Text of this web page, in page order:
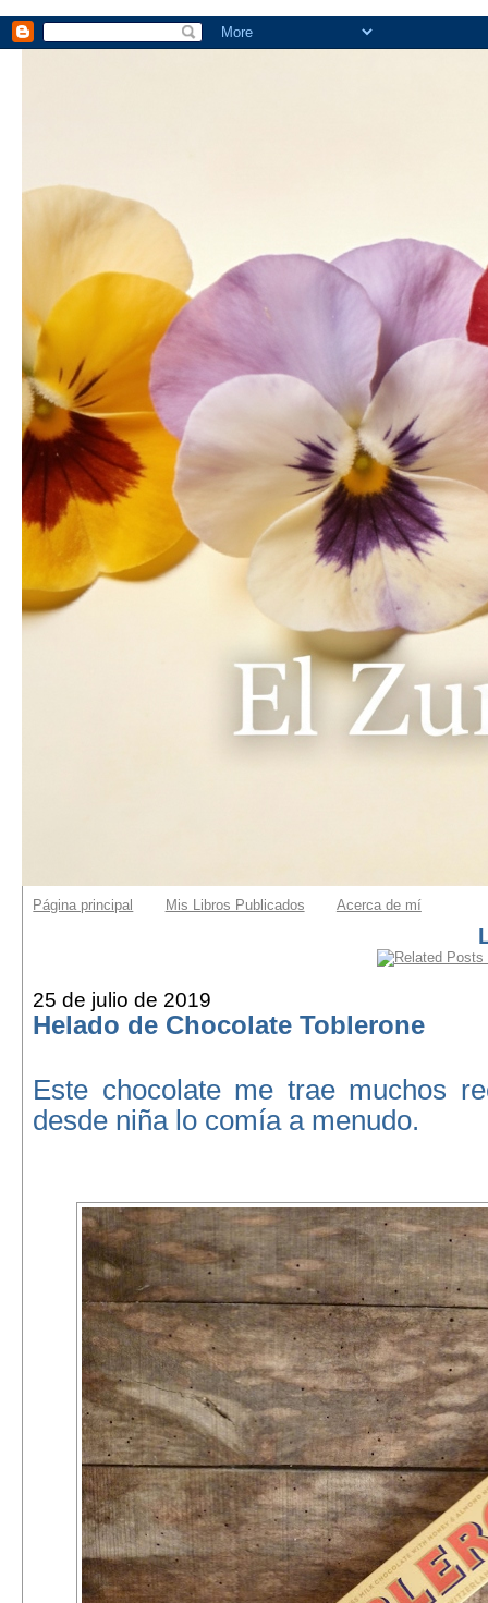
Página principal Mis Libros Publicados Acerca de mí
25 de julio de 2019
Helado de Chocolate Toblerone
Este chocolate me trae muchos
desde niña lo comía a menudo.